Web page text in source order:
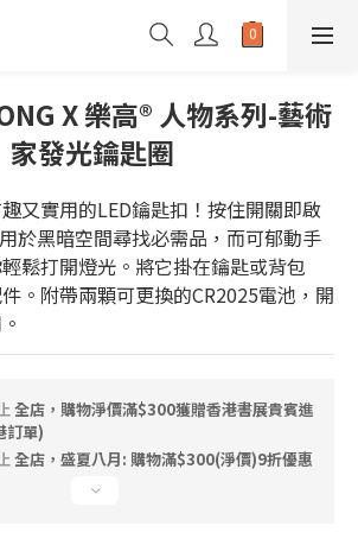
X 樂高® 人物系列-藝術
家發光鑰匙圈
又實用的LED鑰匙扣！按住開關即啟
於黑暗空間尋找必需品，而可郁動手
鬆打開燈光。將它掛在鑰匙或背包
。附帶兩顆可更換的CR2025電池，開
全店，購物淨價滿$300獲贈香港書展貴賓進
訂單)
全店，盛夏八月: 購物滿$300(淨價)9折優惠